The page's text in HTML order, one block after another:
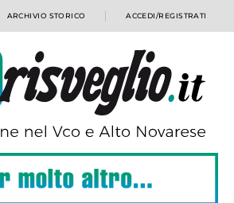
ARCHIVIO STORICO ACCEDI/REGISTRATI